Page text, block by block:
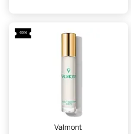
-50%
Valmont